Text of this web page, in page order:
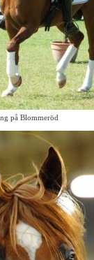
på Blommeröd